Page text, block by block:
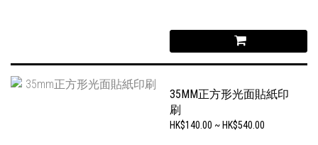
35MM正方形光面貼紙印
刷
HK$140.00 ~ HK$540.00